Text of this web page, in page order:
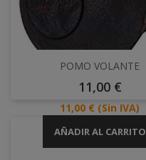
POMO VOLANTE
Precio
11,00 €
Precio
11,00 € (Sin IVA)
AÑADIR AL CARRITO